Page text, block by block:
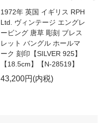
1972年 英国 イギリス RPH
Ltd. ヴィンテージ エングレ
ービング 唐草 彫刻 ブレス
レット バングル ホールマ
ーク 刻印【SILVER 925】
【18.5cm】【N-28519】
43,200円(内税)